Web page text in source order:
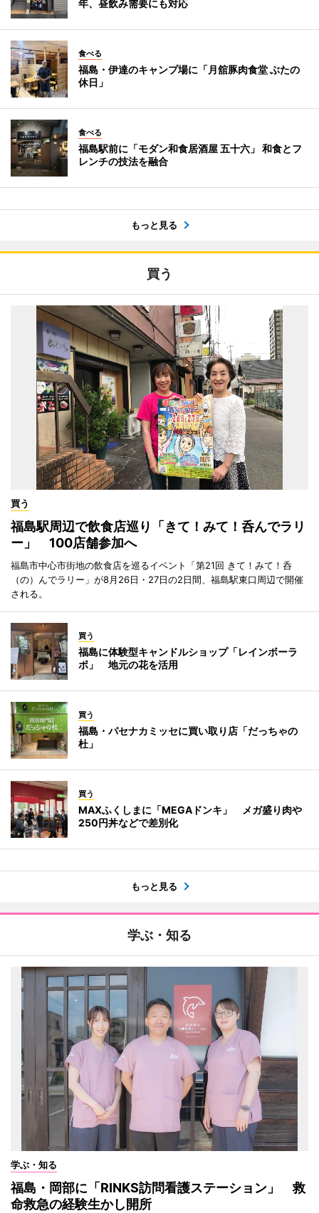
年、昼飲み需要にも対応
食べる
福島・伊達のキャンプ場に「月舘豚肉食堂 ぶたの
休日」
食べる
福島駅前に「モダン和食居酒屋 五十六」 和食とフ
レンチの技法を融合
もっと見る
買う
買う
福島駅周辺で飲食店巡り「きて！みて！呑んでラリ
ー」 100店舗参加へ
福島市中心市街地の飲食店を巡るイベント「第21回 きて！みて！呑
（の）んでラリー」が8月26日・27日の2日間、福島駅東口周辺で開催
される。
買う
福島に体験型キャンドルショップ「レインボーラ
ボ」 地元の花を活用
買う
福島・パセナカミッセに買い取り店「だっちゃの
杜」
買う
MAXふくしまに「MEGAドンキ」 メガ盛り肉や
250円丼などで差別化
もっと見る
学ぶ・知る
学ぶ・知る
福島・岡部に「RINKS訪問看護ステーション」 救
命救急の経験生かし開所